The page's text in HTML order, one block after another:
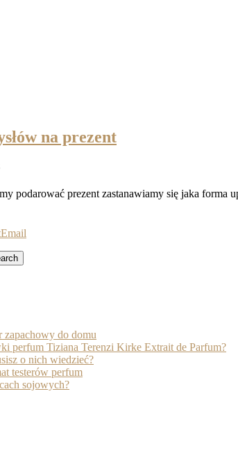
na prezent
podarować prezent zastanawiamy się jaka
Email
do domu
perfum Tiziana Terenzi Kirke Extrait de Parfum?
o nich wiedzieć?
testerów perfum
sojowych?